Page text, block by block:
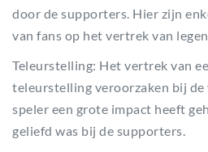
door de supporters. Hier zijn
van fans op het vertrek van
Teleurstelling: Het vertrek van
teleurstelling veroorzaken bij de
speler een grote impact heeft
geliefd was bij de supporters.